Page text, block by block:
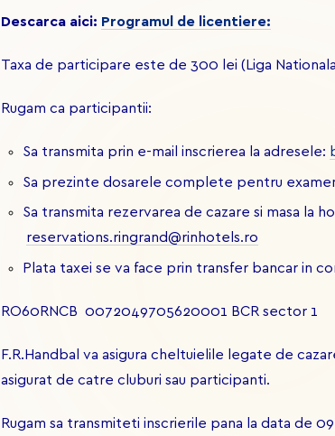
Descarca aici: Programul de licentiere:
Taxa de participare este de 300 lei (Liga
Rugam ca participantii:
Sa transmita prin e-mail inscrierea la adresele:
Sa prezinte dosarele complete pentru
Sa transmita rezervarea de cazare si masa la
reservations.ringrand@rinhotels.ro
Plata taxei se va face prin transfer bancar in
RO60RNCB 0072049705620001 BCR sector 1
F.R.Handbal va asigura cheltuielile legate de
asigurat de catre cluburi sau participanti.
Rugam sa transmiteti inscrierile pana la data de